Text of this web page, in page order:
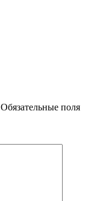
Обязательные поля